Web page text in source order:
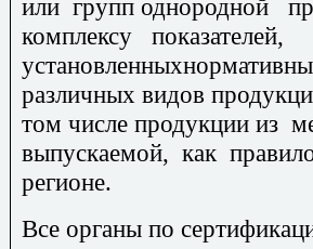
или групп однородной
комплексу показателей,
различных видов
том числе продукции из
выпускаемой, как
регионе.
Все органы по